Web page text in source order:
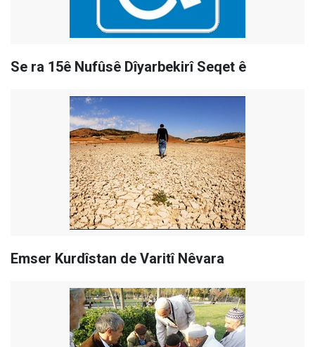
Se ra 15ê Nufûsê Dîyarbekirî Seqet ê
Emser Kurdîstan de Varitî Nêvara